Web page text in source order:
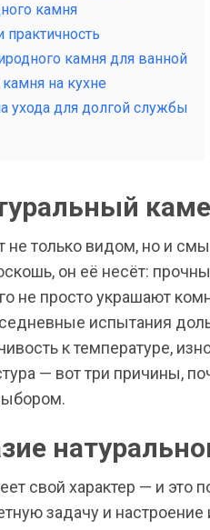
камня
практичность
камня для ванной
на кухне
ухода для долгой службы
не только видом, но и
он её несёт:
не просто украшают
испытания
к температуре,
— вот три причины,
свой характер — и это
задачу и настроение